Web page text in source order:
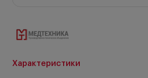
Характеристики